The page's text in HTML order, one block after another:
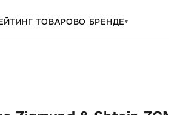
ТОВАРОВО БРЕНДЕ▾